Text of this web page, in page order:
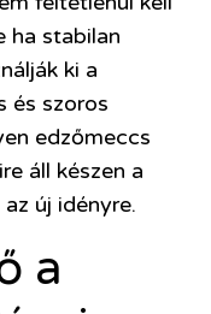
ha stabilan
ki a
és szoros
edzőmeccs
áll készen a
új idényre.
a